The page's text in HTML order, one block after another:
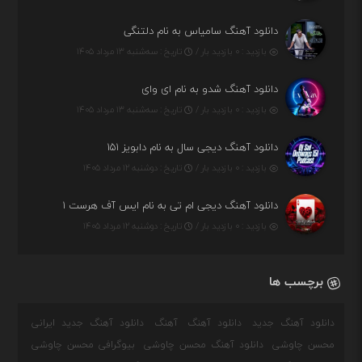
دانلود آهنگ سامیاس به نام دلتنگی
بازدید : ۰ بازدید بار / تاریخ : سه‌شنبه ۱۳ مرداد ۱۴۰۵
دانلود آهنگ شدو به نام ای وای
بازدید : ۰ بازدید بار / تاریخ : سه‌شنبه ۱۳ مرداد ۱۴۰۵
دانلود آهنگ دیجی سال به نام دابویز ۱۵۱
بازدید : ۰ بازدید بار / تاریخ : دوشنبه ۱۲ مرداد ۱۴۰۵
دانلود آهنگ دیجی ام تی به نام ایس آف هرست ۱
بازدید : ۰ بازدید بار / تاریخ : دوشنبه ۱۲ مرداد ۱۴۰۵
برچسب ها
دانلود آهنگ جدید دانلود آهنگ آهنگ
دانلود آهنگ جدید ایرانی
محسن چاوشی
دانلود آهنگ محسن چاوشی
بیوگرافی محسن چاوشی